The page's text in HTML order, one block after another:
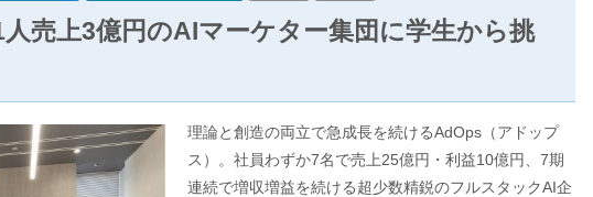
人売上3億円のAIマーケター集団に学生から挑
理論と創造の両立で急成長を続けるAdOps（アドップ
ス）。社員わずか7名で売上25億円・利益10億円、7期
連続で増収増益を続ける超少数精鋭のフルスタックAI企